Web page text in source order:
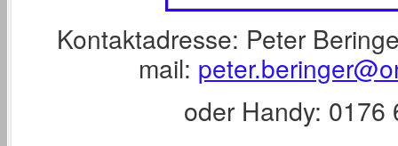
Kontaktadresse: Peter
mail:
oder Handy: 0176